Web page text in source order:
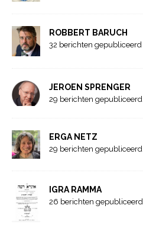
ROBBERT BARUCH
32 berichten gepubliceerd
JEROEN SPRENGER
29 berichten gepubliceerd
ERGA NETZ
29 berichten gepubliceerd
IGRA RAMMA
26 berichten gepubliceerd